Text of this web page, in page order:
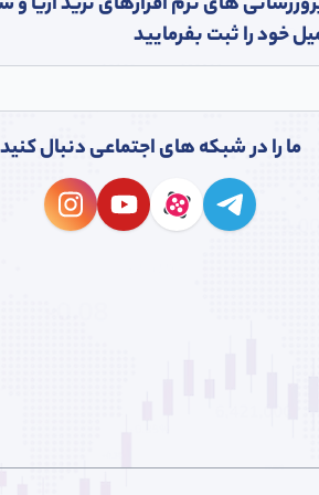
خود را ثبت بفرمایید
ما را در شبکه های اجتماعی دنبال کنید